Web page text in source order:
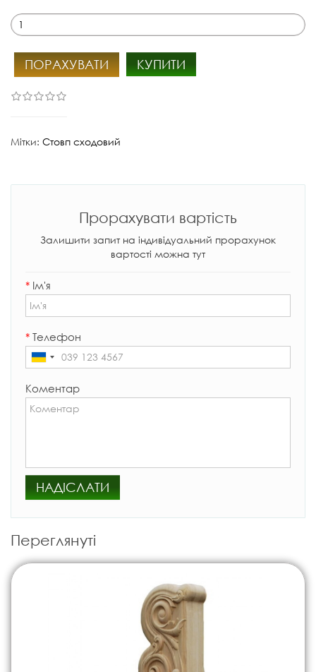
ПОРАХУВАТИ КУПИТИ
Мітки: Стовп сходовий
Прорахувати вартість
Залишити запит на індивідуальний прорахунок
вартості можна тут
* Ім'я
* Телефон
Коментар
НАДІСЛАТИ
Переглянуті